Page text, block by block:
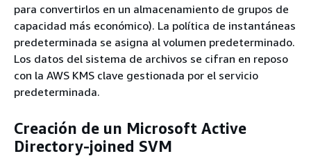
para convertirlos en un almacenamiento de grupos de
capacidad más económico). La política de instantáneas
predeterminada se asigna al volumen predeterminado.
Los datos del sistema de archivos se cifran en reposo
con la AWS KMS clave gestionada por el servicio
predeterminada.
Creación de un Microsoft Active
Directory-joined SVM